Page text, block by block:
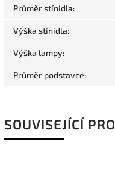
Průměr stínidla:
Výška stínidla:
Výška lampy:
Průměr podstavce:
SOUVISEJÍCÍ